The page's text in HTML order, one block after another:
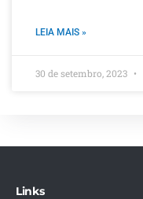
LEIA MAIS »
30 de setembro, 2023
Links